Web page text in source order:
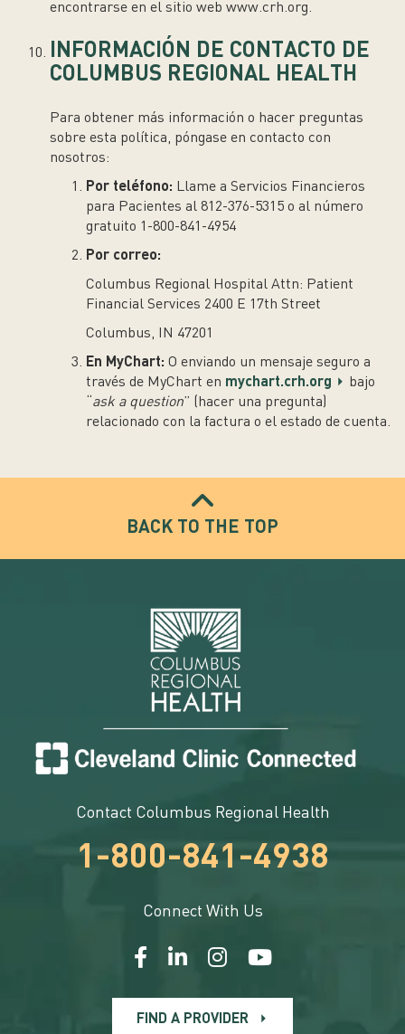
encontrarse en el sitio web www.crh.org.
INFORMACIÓN DE CONTACTO DE
COLUMBUS REGIONAL HEALTH
Para obtener más información o hacer preguntas
sobre esta política, póngase en contacto con
nosotros:
Por teléfono: Llame a Servicios Financieros
para Pacientes al 812-376-5315 o al número
gratuito 1-800-841-4954
Por correo:
Columbus Regional Hospital Attn: Patient
Financial Services 2400 E 17th Street
Columbus, IN 47201
En MyChart: O enviando un mensaje seguro a
través de MyChart en mychart.crh.org
bajo
ask a question” (hacer una pregunta)
relacionado con la factura o el estado de cuenta.
BACK TO THE TOP
Contact Columbus Regional Health
1-800-841-4938
Connect With Us
FIND A PROVIDER